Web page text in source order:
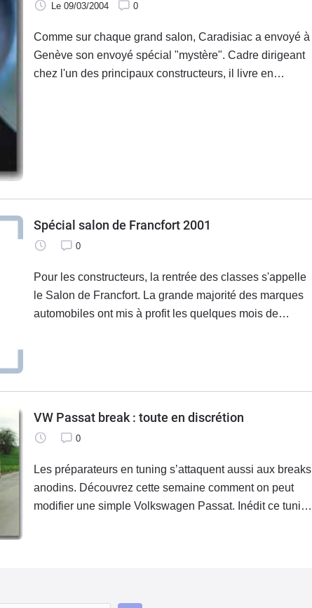
Le 09/03/2004 0
Comme sur chaque grand salon, Caradisiac a envoyé à
Genève son envoyé spécial "mystère". Cadre dirigeant
chez l'un des principaux constructeurs, il livre en
Spécial salon de Francfort 2001
0
Pour les constructeurs, la rentrée des classes s'appelle
le Salon de Francfort. La grande majorité des marques
automobiles ont mis à profit les quelques mois de
VW Passat break : toute en discrétion
0
Les préparateurs en tuning s’attaquent aussi aux breaks
anodins. Découvrez cette semaine comment on peut
modifier une simple Volkswagen Passat. Inédit ce tuning